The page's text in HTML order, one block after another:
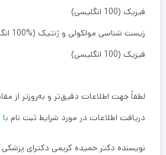
فیزیک (100 انگلیسی)
زیست شناسی مولکولی و ژنتیک (%100 انگلیسی)
فیزیک (100 انگلیسی)
لطفاً جهت اطلاعات دقیق‌تر و به‌روزتر از
دریافت اطلاعات در مورد شرایط ثبت نام
نویسنده دکتر حمیده کریمی دکترای